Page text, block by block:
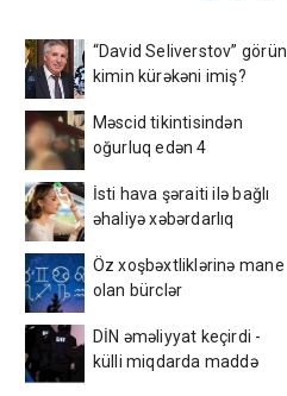
“David Seliverstov” görün
kimin kürəkəni imiş?
Məscid tikintisindən
oğurluq edən 4
Foto
İsti hava şəraiti ilə bağlı
əhaliyə xəbərdarlıq
Öz xoşbəxtliklərinə mane
olan bürclər
DİN əməliyyat keçirdi -
külli miqdarda maddə